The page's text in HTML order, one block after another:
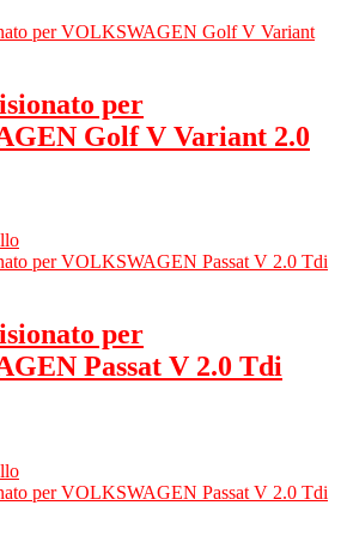
per
Golf V Variant 2.0
per
Passat V 2.0 Tdi